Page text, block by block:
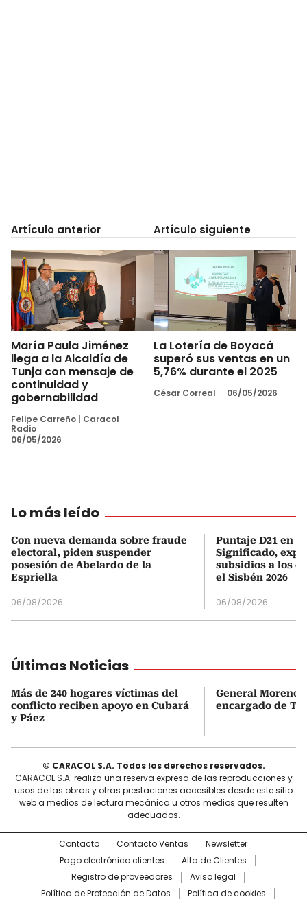
Artículo anterior
María Paula Jiménez
llega a la Alcaldía de
Tunja con mensaje de
continuidad y
gobernabilidad
Felipe Carreño
Caracol
Radio
06/05/2026
Artículo siguiente
La Lotería de Boyacá
superó sus ventas en un
5,76% durante el 2025
César Correal 06/05/2026
Lo más leído
Con nueva demanda sobre fraude
electoral, piden suspender
posesión de Abelardo de la
Espriella
06/08/2026
Puntaje D21 en
Significado,
subsidios a los
el Sisbén 2026
06/08/2026
Últimas Noticias
Más de 240 hogares víctimas del
conflicto reciben apoyo en Cubará
y Páez
General Moreno
encargado de
© CARACOL S.A. Todos los derechos reservados.
CARACOL S.A. realiza una reserva expresa de las reproducciones y
usos de las obras y otras prestaciones accesibles desde este sitio
web a medios de lectura mecánica u otros medios que resulten
adecuados.
Contacto Contacto Ventas
Newsletter
Pago electrónico clientes
Alta de Clientes
Registro de proveedores
Aviso legal
Política de Protección de Datos
Política de cookies